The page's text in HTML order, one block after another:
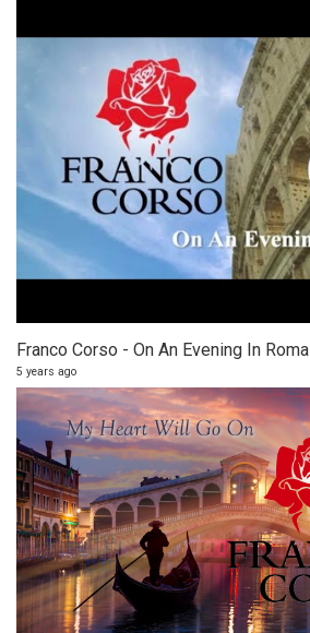
Franco Corso - On An Evening In Roma
5 years ago